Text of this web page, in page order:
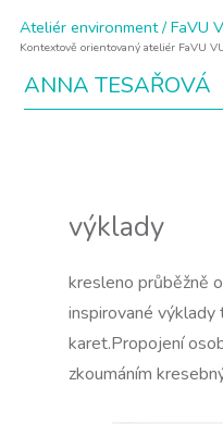
Ateliér environment / FaVU
Kontextově orientovaný ateliér FaVU
ANNA TESAŘOVÁ
výklady
kresleno průběžně
inspirované výklady
karet.Propojení
zkoumáním